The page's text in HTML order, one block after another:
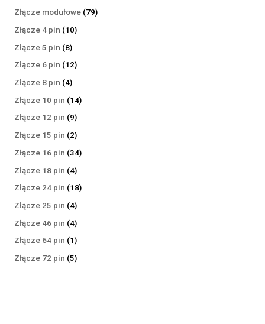
produkty
Złącze modułowe 7979
Złącze 4 pin 1010
Złącze 5 pin 88
produktów
Złącze 6 pin 1212
Złącze 8 pin 44
produkty
Złącze 10 pin 1414
Złącze 12 pin 99
produktów
Złącze 15 pin 22
produkty
Złącze 16 pin 3434
Złącze 18 pin 44
produkty
Złącze 24 pin 1818
Złącze 25 pin 44
produkty
Złącze 46 pin 44
produkty
Złącze 64 pin 11
produkt
Złącze 72 pin 55